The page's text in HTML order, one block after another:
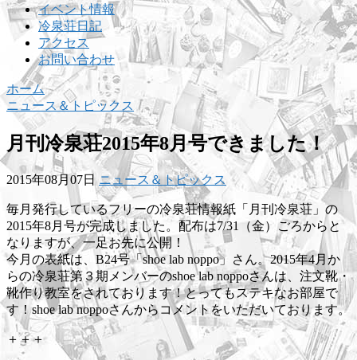
イベント情報
冷泉荘日記
アクセス
お問い合わせ
ホーム
ニュース＆トピックス
月刊冷泉荘2015年8月号できました！
2015年08月07日 ニュース＆トピックス
毎月発行しているフリーの冷泉荘情報紙「月刊冷泉荘」の
2015年8月号が完成しました。配布は7/31（金）ごろからと
なりますが、一足お先に公開！
今月の表紙は、B24号「shoe lab noppo」さん。2015年4月か
らの冷泉荘第３期メンバーのshoe lab noppoさんは、注文靴・
靴作り教室をされております！とってもステキなお部屋で
す！shoe lab noppoさんからコメントをいただいております。
＋＋＋